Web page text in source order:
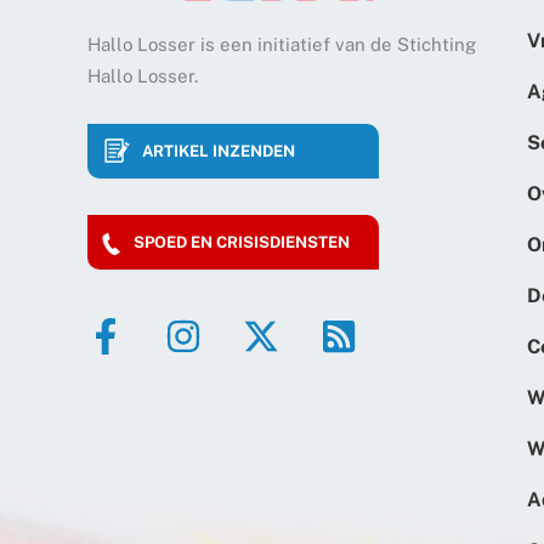
Hallo Losser is een initiatief van de Stichting
Hallo Losser.
ARTIKEL INZENDEN
SPOED EN CRISISDIENSTEN